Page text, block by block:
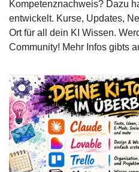
Kompetenznachweis? Dazu
entwickelt. Kurse, Updates,
Ort für all dein KI Wissen.
Community! Mehr Infos gibts